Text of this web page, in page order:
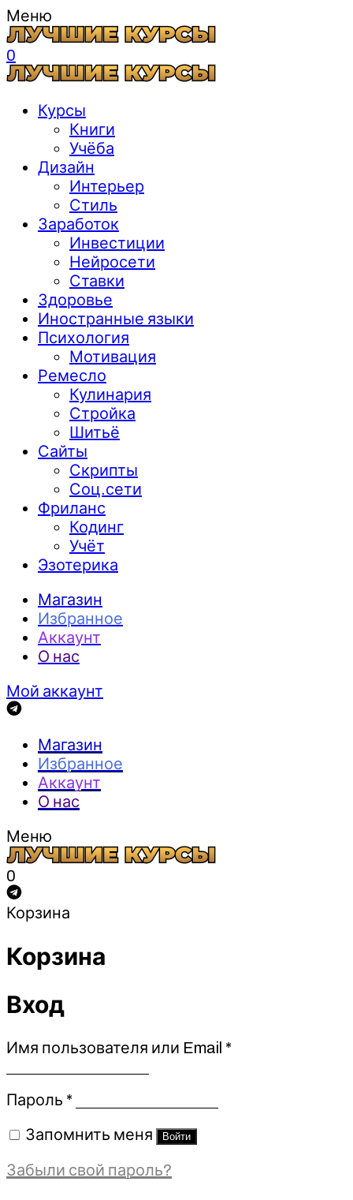
Меню
0
Курсы
Книги
Учёба
Дизайн
Интерьер
Стиль
Заработок
Инвестиции
Нейросети
Ставки
Здоровье
Иностранные языки
Психология
Мотивация
Ремесло
Кулинария
Стройка
Шитьё
Сайты
Скрипты
Соц.сети
Фриланс
Кодинг
Учёт
Эзотерика
Магазин
Избранное
Аккаунт
О нас
Мой аккаунт
Магазин
Избранное
Аккаунт
О нас
Меню
0
Корзина
Корзина
Вход
Имя пользователя или Email *Обязательно
Пароль *Обязательно
Запомнить меня Войти
Забыли свой пароль?